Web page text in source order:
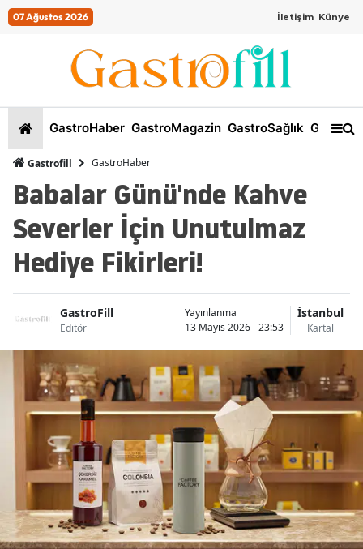
07 Ağustos 2026 İletişim Künye
GastroHaber GastroMagazin GastroSağlık
Gastrofill GastroHaber
Babalar Günü'nde Kahve
Severler İçin Unutulmaz
Hediye Fikirleri!
GastroFill
Editör
Yayınlanma
13 Mayıs 2026 - 23:53
İstanbul
Kartal